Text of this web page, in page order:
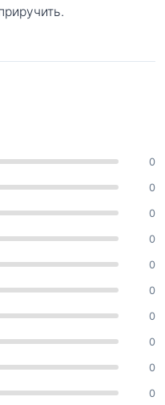
0
0
0
0
0
0
0
0
0
0